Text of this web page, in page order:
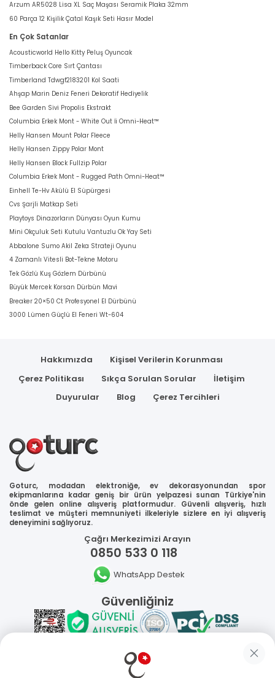
Arzum AR5028 Lisa XL Saç Maşası Seramik Plaka 32mm
60 Parça 12 Kişilik Çatal Kaşık Seti Hasır Model
En Çok Satanlar
Acousticworld Hello Kitty Peluş Oyuncak
Timberback Core Sırt Çantası
Timberland Tdwgf2183201 Kol Saati
Ahşap Marin Deniz Feneri Dekoratif Hediyelik
Bee Garden Sivi Propolis Ekstrakt
Columbia Erkek Mont - White Out İi Omni-Heat™
Helly Hansen Mount Polar Fleece
Helly Hansen Zippy Polar Mont
Helly Hansen Block Fullzip Polar
Columbia Erkek Mont - Rugged Path Omni-Heat™
Einhell Te-Hv Akülü El Süpürgesi
Cvs Şarjli Matkap Seti
Playtoys Dinazorların Dünyası Oyun Kumu
Mini Okçuluk Seti Kutulu Vantuzlu Ok Yay Seti
Abbalone Sumo Akil Zeka Strateji Oyunu
4 Zamanlı Vitesli Bot-Tekne Motoru
Tek Gözlü Kuş Gözlem Dürbünü
Büyük Mercek Korsan Dürbün Mavi
Breaker 20×50 Ct Profesyonel El Dürbünü
3000 Lümen Güçlü El Feneri Wt-604
Hakkımızda
Kişisel Verilerin Korunması
Çerez Politikası
Sıkça Sorulan Sorular
İletişim
Duyurular
Blog Çerez Tercihleri
Goturc, modadan elektroniğe, ev dekorasyonundan spor
ekipmanlarına kadar geniş bir ürün yelpazesi sunan Türkiye'nin
önde gelen online alışveriş platformudur. Güvenli alışveriş, hızlı
teslimat ve müşteri memnuniyeti ilkeleriyle sizlere en iyi alışveriş
deneyimini sağlıyoruz.
Çağrı Merkezimizi Arayın
0850 533 0 118
WhatsApp Destek
Güvenliğiniz
Sosyal Medya